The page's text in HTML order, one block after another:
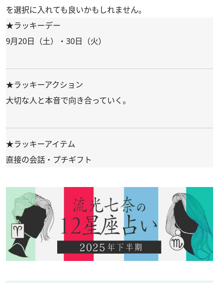
を選択に入れても良いかもしれません。
★ラッキーデー
9月20日（土）・30日（火）
★ラッキーアクション
大切な人と本音で向き合っていく。
★ラッキーアイテム
直接の会話・プチギフト